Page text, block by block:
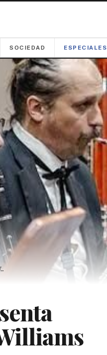
SOCIEDAD ESPECIALES